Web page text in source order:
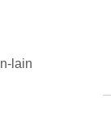
lain